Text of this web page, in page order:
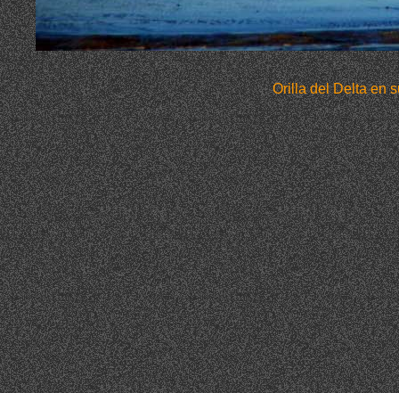
Orilla del Delta en